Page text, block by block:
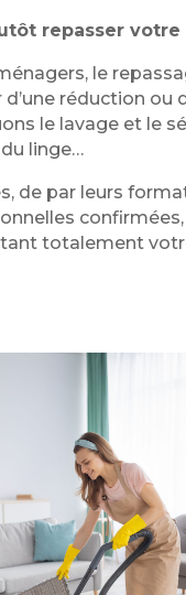
repasser
le
réduction ou
le lavage et le
linge…
de par leurs
totalement